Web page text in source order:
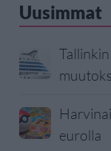
Uusimmat
eurolla